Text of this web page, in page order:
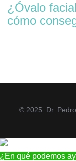
¿Óvalo
cómo
© 2025. Dr.
¿En qué podemos